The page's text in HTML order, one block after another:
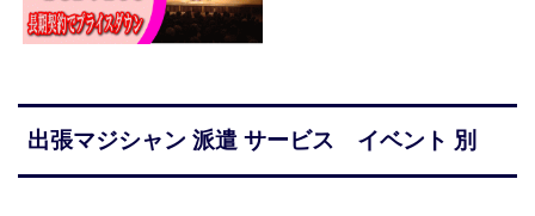
出張マジシャン 派遣 サービス イベント 別